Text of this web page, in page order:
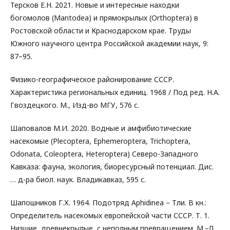
Терсков Е.Н. 2021. Новые и интересные находки
богомолов (Mantodea) и прямокрылых (Orthoptera) в
Ростовской области и Краснодарском крае. Труды
Южного научного центра Российской академии наук, 9:
87–95.
Физико-географическое районирование СССР.
Характеристика региональных единиц. 1968 / Под ред. Н.А.
Гвоздецкого. М., Изд-во МГУ, 576 с.
Шаповалов М.И. 2020. Водные и амфибиотические
насекомые (Plecoptera, Ephemeroptera, Trichoptera,
Odonata, Coleoptera, Heteroptera) Северо-Западного
Кавказа: фауна, экология, биоресурсный потенциал. Дис.
… д-ра биол. наук. Владикавказ, 595 с.
Шапошников Г.Х. 1964. Подотряд Aphidinea – Тли. В кн.:
Определитель насекомых европейской части СССР. Т. 1.